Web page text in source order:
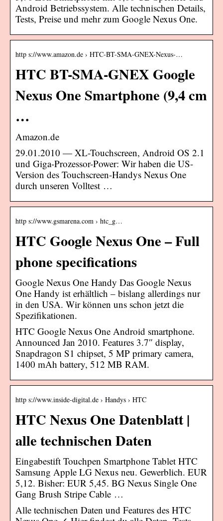
Android Betriebssystem. Alle technischen Details,
Tests, Preise und mehr zum Google Nexus One.
http s://www.amazon.de › HTC-BT-SMA-GNEX-Nexus-…
HTC BT-SMA-GNEX Google
Nexus One Smartphone (9,4 cm
…
Amazon.de
29.01.2010 — XL-Touchscreen, Android OS 2.1
und Giga-Prozessor-Power: Wir haben die US-
Version des Touchscreen-Handys Nexus One
durch unseren Volltest …
http s://www.gsmarena.com › htc_g…
HTC Google Nexus One – Full
phone specifications
Google Nexus One Handy Das Google Nexus
One Handy ist erhältlich – bislang allerdings nur
in den USA. Wir können uns schon jetzt die
Spezifikationen.
HTC Google Nexus One Android smartphone.
Announced Jan 2010. Features 3.7″ display,
Snapdragon S1 chipset, 5 MP primary camera,
1400 mAh battery, 512 MB RAM.
http s://www.inside-digital.de › Handys › HTC
HTC Nexus One Datenblatt |
alle technischen Daten
Eingabestift Touchpen Smartphone Tablet HTC
Samsung Apple LG Nexus neu. Gewerblich. EUR
5,12. Bisher: EUR 5,45. BG Nexus Single One
Gang Brush Stripe Cable …
Alle technischen Daten und Features des HTC